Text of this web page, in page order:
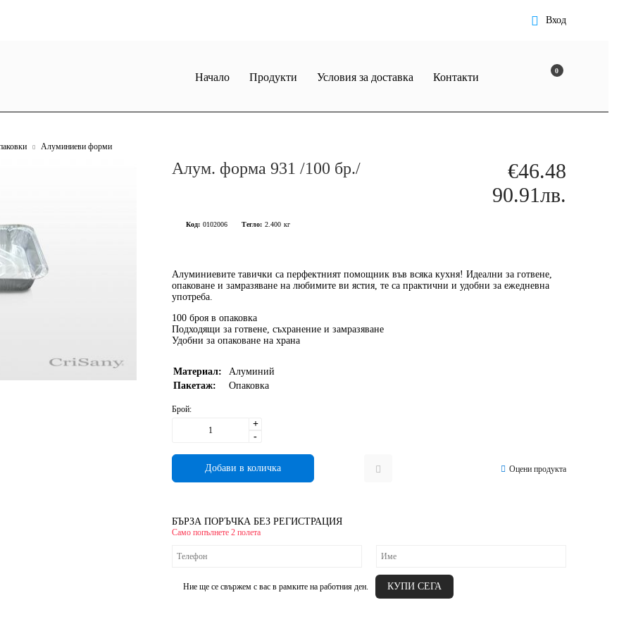
Вход
0
Начало Продукти Условия за доставка Контакти
Алуминиеви форми
Алум. форма 931 /100 бр./
€46.48
90.91лв.
Код: 0102006 Тегло: 2.400 кг
Алуминиевите тавички са перфектният помощник във всяка кухня! Идеални за готвене,
опаковане и замразяване на любимите ви ястия, те са практични и удобни за ежедневна
употреба.
100 броя в опаковка
Подходящи за готвене, съхранение и замразяване
Удобни за опаковане на храна
Материал:
Алуминий
Пакетаж:
Опаковка
Брой:
+
-
Оцени продукта
БЪРЗА ПОРЪЧКА БЕЗ РЕГИСТРАЦИЯ
Само попълнете 2 полета
Ние ще се свържем с вас в рамките на работния ден.